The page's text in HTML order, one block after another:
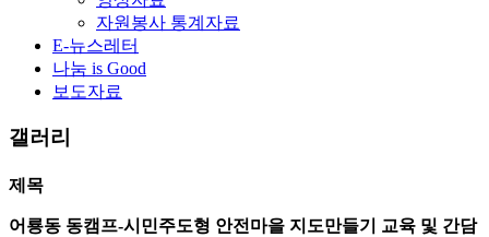
자원봉사 통계자료
E-뉴스레터
나눔 is Good
보도자료
갤러리
제목
어룡동 동캠프-시민주도형 안전마을 지도만들기 교육 및 간담